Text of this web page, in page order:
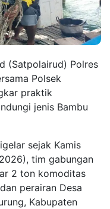
(Satpolairud) Polres
Polsek
praktik
jenis Bambu
sejak Kamis
tim gabungan
2 ton komoditas
perairan Desa
Kabupaten